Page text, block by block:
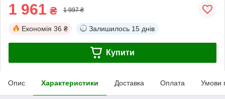
1 961 ₴ 1 997 ₴
Економія 36 ₴ Залишилось 15 днів
Купити
Опис Характеристики Доставка Оплата Умови